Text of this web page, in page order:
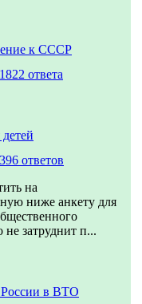
к СССР
1822 ответа
396 ответов
на
ниже анкету для
не затруднит п...
в ВТО